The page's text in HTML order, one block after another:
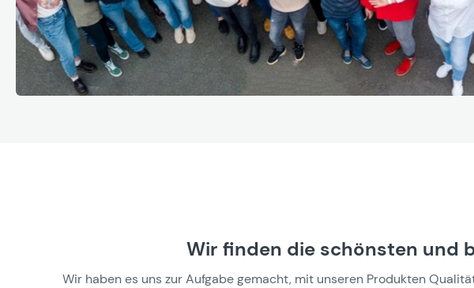
Wir finden die schönsten und
Wir haben es uns zur Aufgabe gemacht, mit unseren Produkten